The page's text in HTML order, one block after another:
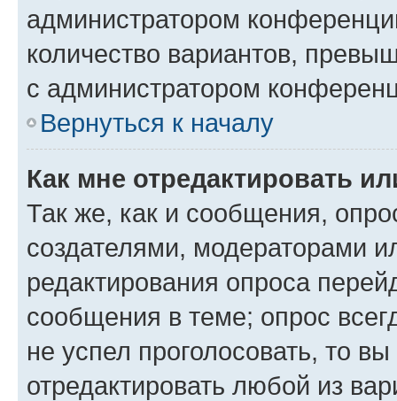
администратором
количество вариантов,
с администратором
Вернуться к началу
Как мне отредактировать
Так же, как и сообщения,
создателями, модераторами
редактирования опроса
сообщения в теме; опрос
не успел проголосовать, то
отредактировать любой из